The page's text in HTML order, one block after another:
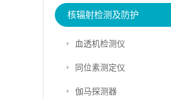
核辐射检测及防护
血透机检测仪
同位素测定仪
伽马探测器